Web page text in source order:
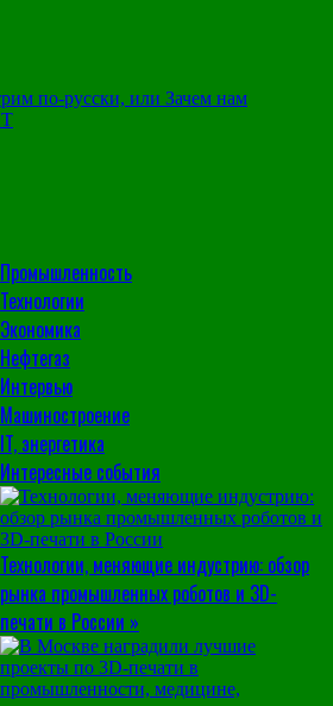
Промышленность
Технологии
Экономика
Нефтегаз
Интервью
Машиностроение
IT, энергетика
Интересные события
Технологии, меняющие индустрию: обзор
рынка промышленных роботов и 3D-
печати в России »